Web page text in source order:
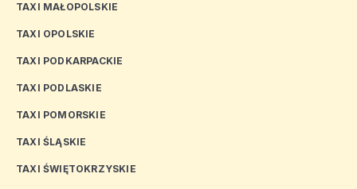
TAXI MAŁOPOLSKIE
TAXI OPOLSKIE
TAXI PODKARPACKIE
TAXI PODLASKIE
TAXI POMORSKIE
TAXI ŚLĄSKIE
TAXI ŚWIĘTOKRZYSKIE